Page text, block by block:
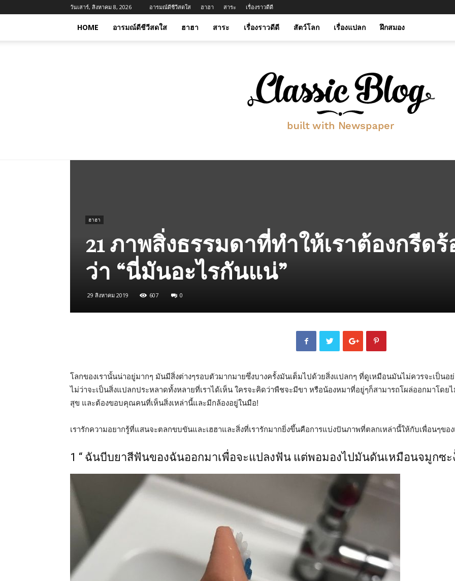
วันเสาร์, สิงหาคม 8, 2026 อารมณ์ดีชีวีสดใส ฮาฮา สาระ เรื่องราวดีดี
HOME อารมณ์ดีชีวีสดใส ฮาฮา สาระ เรื่องราวดีดี สัตว์โลก เรื่องแปลก ฝึกสมอง
ฮาฮา
21 ภาพสิ่งธรรมดาที่ทำให้เราต้องกรีดร้
ว่า “นี่มันอะไรกันแน่”
29 สิงหาคม 2019 607 0
โลกของเรานั้นน่าอยู่มากๆ มันมีสิ่งต่างๆรอบตัวมากมายซึ่งบางครั้งมันเต็มไปด้วยสิ่งแปลกๆ ที่ดูเหมือนมันไม่ควรจะเป็
ไม่ว่าจะเป็นสิ่งแปลกประหลาดทั้งหลายที่เราได้เห็น ใครจะคิดว่าพืชจะมีขา หรือน้องหมาที่อยู่ๆก็สามารถโผล่ออกมาโดย
สุข และต้องขอบคุณคนที่เห็นสิ่งเหล่านี้และมีกล้องอยู่ในมือ!
เรารักความอยากรู้ที่แสนจะตลกขบขันและเฮฮาและสิ่งที่เรารักมากยิ่งขึ้นคือการแบ่งปันภาพที่ตลกเหล่านี้ให้กับเพื่อนๆของ
1 “ ฉันบีบยาสีฟันของฉันออกมาเพื่อจะแปลงฟัน แต่พอมองไปมันดันเหมือนจมูกซะ